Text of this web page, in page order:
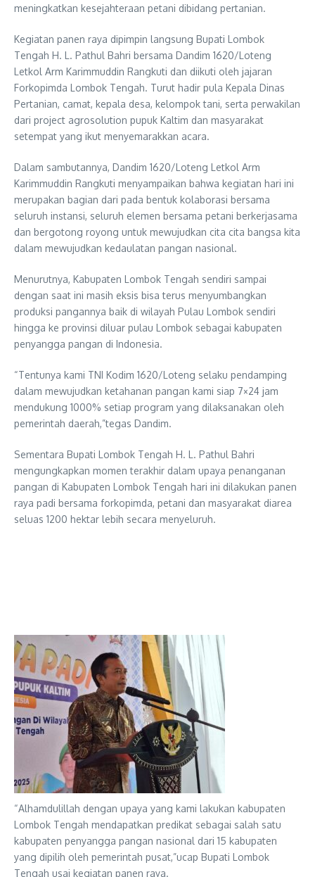
meningkatkan kesejahteraan petani dibidang pertanian.
Kegiatan panen raya dipimpin langsung Bupati Lombok
Tengah H. L. Pathul Bahri bersama Dandim 1620/Loteng
Letkol Arm Karimmuddin Rangkuti dan diikuti oleh jajaran
Forkopimda Lombok Tengah. Turut hadir pula Kepala Dinas
Pertanian, camat, kepala desa, kelompok tani, serta perwakilan
dari project agrosolution pupuk Kaltim dan masyarakat
setempat yang ikut menyemarakkan acara.
Dalam sambutannya, Dandim 1620/Loteng Letkol Arm
Karimmuddin Rangkuti menyampaikan bahwa kegiatan hari ini
merupakan bagian dari pada bentuk kolaborasi bersama
seluruh instansi, seluruh elemen bersama petani berkerjasama
dan bergotong royong untuk mewujudkan cita cita bangsa kita
dalam mewujudkan kedaulatan pangan nasional.
Menurutnya, Kabupaten Lombok Tengah sendiri sampai
dengan saat ini masih eksis bisa terus menyumbangkan
produksi pangannya baik di wilayah Pulau Lombok sendiri
hingga ke provinsi diluar pulau Lombok sebagai kabupaten
penyangga pangan di Indonesia.
“Tentunya kami TNI Kodim 1620/Loteng selaku pendamping
dalam mewujudkan ketahanan pangan kami siap 7×24 jam
mendukung 1000% setiap program yang dilaksanakan oleh
pemerintah daerah,”tegas Dandim.
Sementara Bupati Lombok Tengah H. L. Pathul Bahri
mengungkapkan momen terakhir dalam upaya penanganan
pangan di Kabupaten Lombok Tengah hari ini dilakukan panen
raya padi bersama forkopimda, petani dan masyarakat diarea
seluas 1200 hektar lebih secara menyeluruh.
“Alhamdulillah dengan upaya yang kami lakukan kabupaten
Lombok Tengah mendapatkan predikat sebagai salah satu
kabupaten penyangga pangan nasional dari 15 kabupaten
yang dipilih oleh pemerintah pusat,”ucap Bupati Lombok
Tengah usai kegiatan panen raya.